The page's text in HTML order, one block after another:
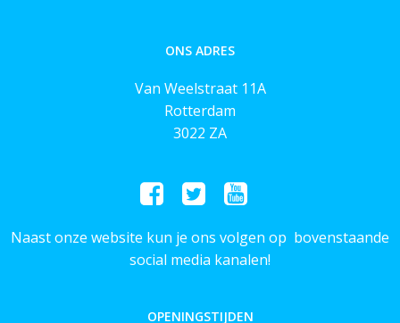
ONS ADRES
Van Weelstraat 11A
Rotterdam
3022 ZA
Naast onze website kun je ons volgen op bovenstaande
social media kanalen!
OPENINGSTIJDEN